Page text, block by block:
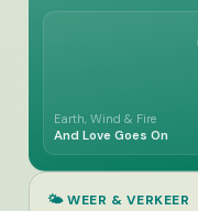
Earth, Wind & Fire
And Love Goes On
🌤️ WEER & VERKEER